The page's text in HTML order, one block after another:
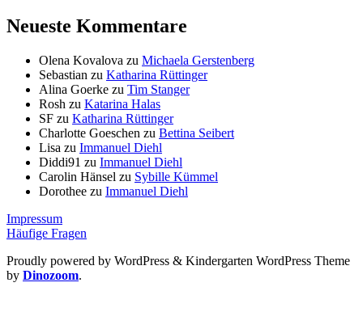
Neueste Kommentare
Olena Kovalova zu Michaela Gerstenberg
Sebastian zu Katharina Rüttinger
Alina Goerke zu Tim Stanger
Rosh zu Katarina Halas
SF zu Katharina Rüttinger
Charlotte Goeschen zu Bettina Seibert
Lisa zu Immanuel Diehl
Diddi91 zu Immanuel Diehl
Carolin Hänsel zu Sybille Kümmel
Dorothee zu Immanuel Diehl
Impressum
Häufige Fragen
Proudly powered by WordPress & Kindergarten WordPress Theme
by Dinozoom.